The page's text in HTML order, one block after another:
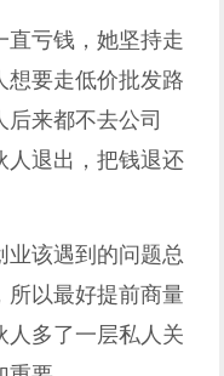
直亏钱，她坚持走
想要走低价批发路
来都不去公司
人退出，把钱退还
业该遇到的问题总
所以最好提前商量
人多了一层私人关